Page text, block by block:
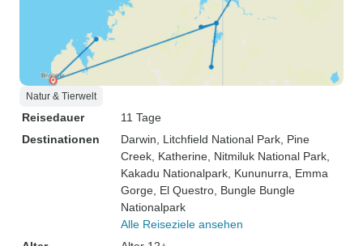
Natur & Tierwelt
Reisedauer
11 Tage
Destinationen
Darwin , Litchfield National Park , Pine
Creek , Katherine , Nitmiluk National Park
Kakadu Nationalpark , Kununurra , Emma
Gorge , El Questro , Bungle Bungle
Nationalpark
Alle Reiseziele ansehen